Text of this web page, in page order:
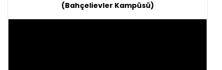
(Bahçelievler Kampüsü)